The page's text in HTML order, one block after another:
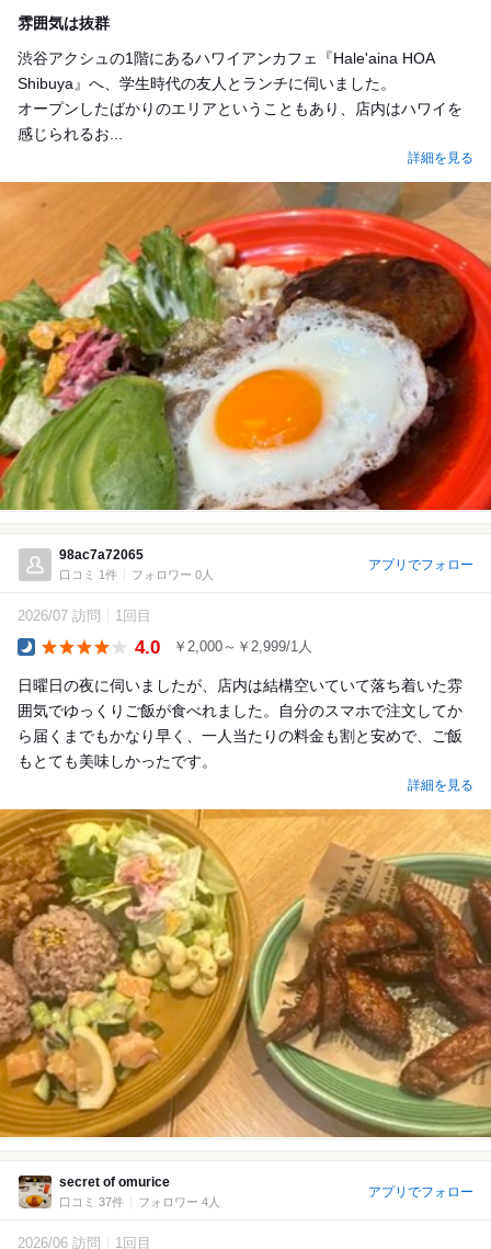
雰囲気は抜群
渋谷アクシュの1階にあるハワイアンカフェ『Hale'aina HOA
Shibuya』へ、学生時代の友人とランチに伺いました。
オープンしたばかりのエリアということもあり、店内はハワイを
感じられるお...
詳細を見る
98ac7a72065
口コミ 1件 フォロワー 0人
アプリでフォロー
2026/07 訪問 1回目
4.0 ￥2,000～￥2,999/1人
日曜日の夜に伺いましたが、店内は結構空いていて落ち着いた雰
囲気でゆっくりご飯が食べれました。自分のスマホで注文してか
ら届くまでもかなり早く、一人当たりの料金も割と安めで、ご飯
もとても美味しかったです。
詳細を見る
secret of omurice
口コミ 37件 フォロワー 4人
アプリでフォロー
2026/06 訪問 1回目